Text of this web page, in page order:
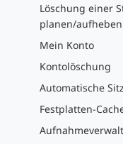
Löschung einer
planen/aufheben
Mein Konto
Kontolöschung
Automatische
Festplatten-